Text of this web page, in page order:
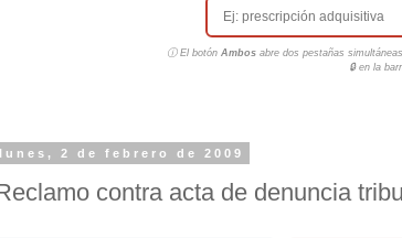
ⓘ El botón Ambosabre dos pestañas
🔒 en la
lunes, 2 de febrero de 2009
contra acta de denuncia